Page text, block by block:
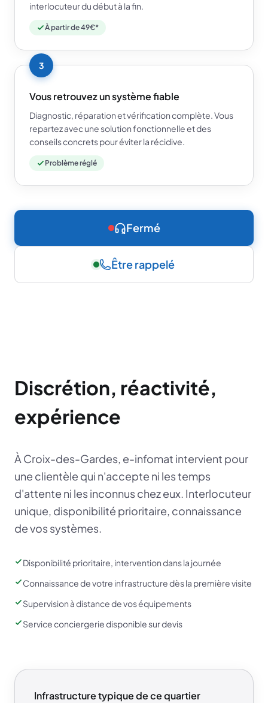
interlocuteur du début à la fin.
À partir de 49€*
3
Vous retrouvez un système fiable
Diagnostic, réparation et vérification complète. Vous
repartez avec une solution fonctionnelle et des
conseils concrets pour éviter la récidive.
Problème réglé
Fermé
Être rappelé
Discrétion, réactivité,
expérience
À Croix-des-Gardes, e-infomat intervient pour
une clientèle qui n'accepte ni les temps
d'attente ni les inconnus chez eux. Interlocuteur
unique, disponibilité prioritaire, connaissance
de vos systèmes.
Disponibilité prioritaire, intervention dans la journée
Connaissance de votre infrastructure dès la première visite
Supervision à distance de vos équipements
Service conciergerie disponible sur devis
Infrastructure typique de ce quartier